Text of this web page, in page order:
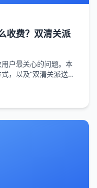
收费？双清关派
户最关心的问题。本
，以及“双清关派送上
隐形消费，精准预